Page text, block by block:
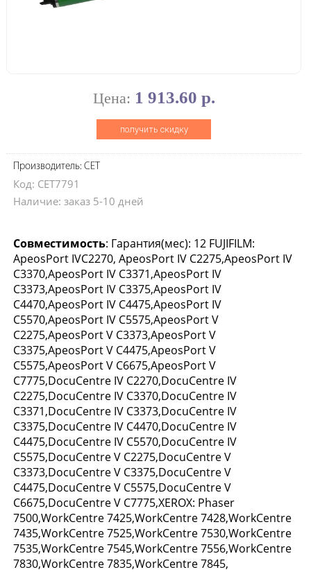
Цена: 1 913.60 р.
получить скидку
Производитель: CET
Код: CET7791
Наличие: заказ 5-10 дней
Совместимость: Гарантия(мес): 12 FUJIFILM:
ApeosPort IVC2270, ApeosPort IV C2275,ApeosPort IV
C3370,ApeosPort IV C3371,ApeosPort IV
C3373,ApeosPort IV C3375,ApeosPort IV
C4470,ApeosPort IV C4475,ApeosPort IV
C5570,ApeosPort IV C5575,ApeosPort V
C2275,ApeosPort V C3373,ApeosPort V
C3375,ApeosPort V C4475,ApeosPort V
C5575,ApeosPort V C6675,ApeosPort V
C7775,DocuCentre IV C2270,DocuCentre IV
C2275,DocuCentre IV C3370,DocuCentre IV
C3371,DocuCentre IV C3373,DocuCentre IV
C3375,DocuCentre IV C4470,DocuCentre IV
C4475,DocuCentre IV C5570,DocuCentre IV
C5575,DocuCentre V C2275,DocuCentre V
C3373,DocuCentre V C3375,DocuCentre V
C4475,DocuCentre V C5575,DocuCentre V
C6675,DocuCentre V C7775,XEROX: Phaser
7500,WorkCentre 7425,WorkCentre 7428,WorkCentre
7435,WorkCentre 7525,WorkCentre 7530,WorkCentre
7535,WorkCentre 7545,WorkCentre 7556,WorkCentre
7830,WorkCentre 7835,WorkCentre 7845,